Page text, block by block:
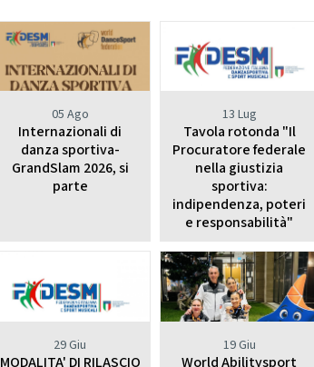
05 Ago
Internazionali di
danza sportiva-
GrandSlam 2026, si
parte
13 Lug
Tavola rotonda "Il
Procuratore federale
nella giustizia
sportiva:
indipendenza, poteri
e responsabilità"
29 Giu
MODALITA' DI RILASCIO
19 Giu
World Abilitysport